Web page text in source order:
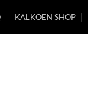
KALKOEN SHOP